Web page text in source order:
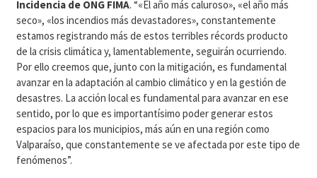
Incidencia de ONG FIMA. “«El año más caluroso», «el año más
seco», «los incendios más devastadores», constantemente
estamos registrando más de estos terribles récords producto
de la crisis climática y, lamentablemente, seguirán ocurriendo.
Por ello creemos que, junto con la mitigación, es fundamental
avanzar en la adaptación al cambio climático y en la gestión de
desastres. La acción local es fundamental para avanzar en ese
sentido, por lo que es importantísimo poder generar estos
espacios para los municipios, más aún en una región como
Valparaíso, que constantemente se ve afectada por este tipo de
fenómenos”.